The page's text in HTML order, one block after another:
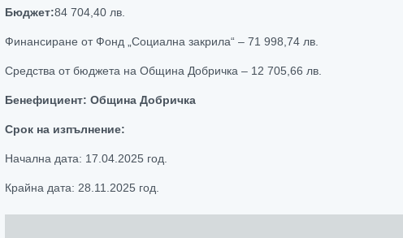
Бюджет:84 704,40 лв.
Финансиране от Фонд „Социална закрила“ – 71 998,74 лв.
Средства от бюджета на Община Добричка – 12 705,66 лв.
Бенефициент: Община Добричка
Срок на изпълнение:
Начална дата: 17.04.2025 год.
Крайна дата: 28.11.2025 год.